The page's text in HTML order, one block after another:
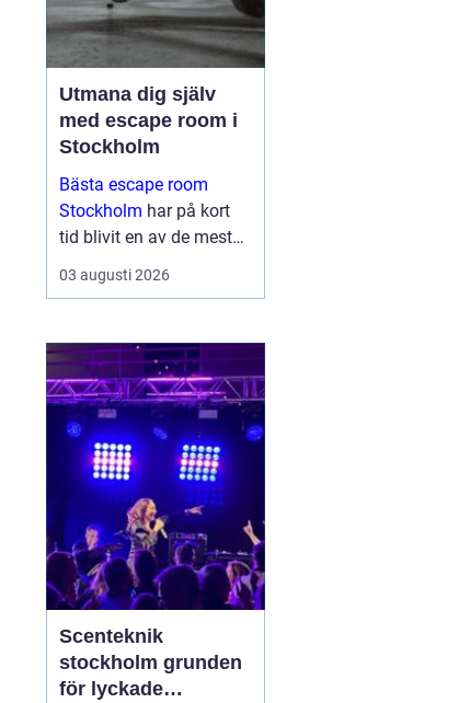
Utmana dig själv
med escape room i
Stockholm
Bästa escape room
Stockholm har på kort
tid blivit en av de mest
omtyckta aktiviteterna
för vänner, familjer och
något annor...
03 augusti 2026
Scenteknik
stockholm grunden
för lyckade